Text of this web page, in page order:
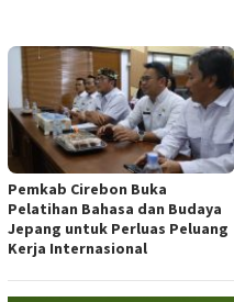
Pemkab Cirebon Buka
Pelatihan Bahasa dan Budaya
Jepang untuk Perluas Peluang
Kerja Internasional